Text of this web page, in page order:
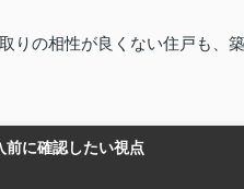
りの相性が良くない住戸も、築
前に確認したい視点